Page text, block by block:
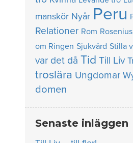
manskör Nyår Peru
Relationer Rom
om Ringen Sjukvård Stilla
var det då Tid Till Liv
troslära Ungdomar
domen
Senaste inläggen